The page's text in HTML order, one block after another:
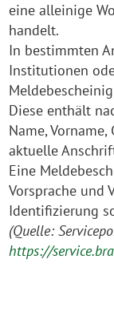
eine alleinige
handelt.
In bestimmten
Institutionen
Diese enthält
Name,
aktuelle
Eine
Vorsprache und
Identifizierung
(Quelle:
https://